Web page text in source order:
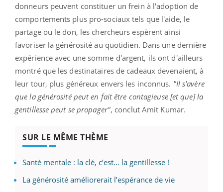
donneurs peuvent constituer un frein à l'adoption de
comportements plus pro-sociaux tels que l'aide, le
partage ou le don, les chercheurs espèrent ainsi
favoriser la générosité au quotidien. Dans une dernière
expérience avec une somme d'argent, ils ont d'ailleurs
montré que les destinataires de cadeaux devenaient, à
leur tour, plus généreux envers les inconnus. "Il s'avère
que la générosité peut en fait être contagieuse [et que] la
gentillesse peut se propager", conclut Amit Kumar.
SUR LE MÊME THÈME
Santé mentale : la clé, c’est… la gentillesse !
La générosité améliorerait l’espérance de vie